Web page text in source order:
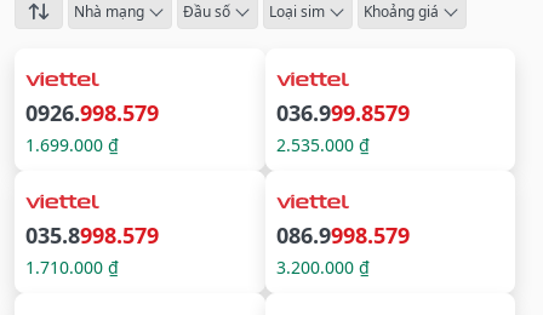
Nhà mạng Đầu số Loại sim Khoảng giá
0926.998.579
1.699.000 ₫
036.999.8579
2.535.000 ₫
035.8998.579
1.710.000 ₫
086.9998.579
3.200.000 ₫